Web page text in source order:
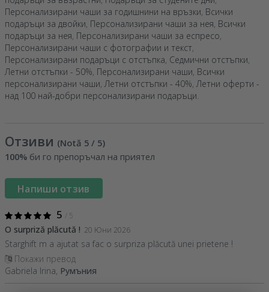
Персонализирани чаши за годишнини на връзки, Всички
подаръци за двойки, Персонализирани чаши за нея, Всички
подаръци за нея, Персонализирани чаши за еспресо,
Персонализирани чаши с фотографии и текст,
Персонализирани подаръци с отстъпка, Седмични отстъпки,
Летни отстъпки - 50%, Персонализирани чаши, Всички
персонализирани чаши, Летни отстъпки - 40%, Летни оферти -
над 100 най-добри персонализирани подаръци.
Отзиви (Notă 5 / 5)
100% би го препоръчал на приятел
Напиши отзив
5 / 5
O surpriză plăcută ! 20 Юни 2026
Starghift m a ajutat sa fac o surpriza plăcută unei prietene !
Покажи превод
Gabriela Irina, Румъния